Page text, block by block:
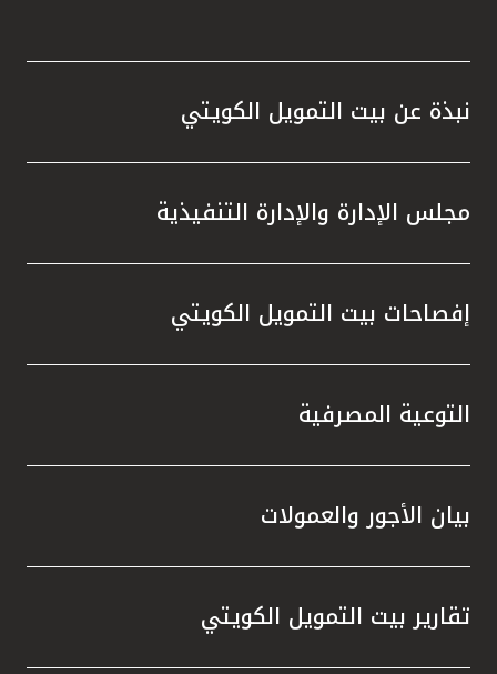
نبذة عن بيت التمويل الكويتي
مجلس الإدارة والإدارة التنفيذية
إفصاحات بيت التمويل الكويتي
التوعية المصرفية
بيان الأجور والعمولات
تقارير بيت التمويل الكويتي